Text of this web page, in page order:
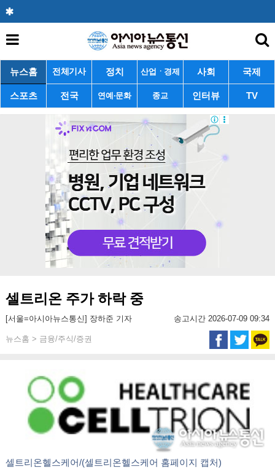
뉴스홈 전체기사 정치 산업ㆍ경제 사회 국제
스포츠 전국 연예·문화 종교 인터뷰 TV
셀트리온 주가 하락 중
[서울=아시아뉴스통신] 장하준 기자 송고시간 2026-07-09 09:34
뉴스홈 > 금융/주식/증권
셀트리온헬스케어/(셀트리온헬스케어 홈페이지 캡처)